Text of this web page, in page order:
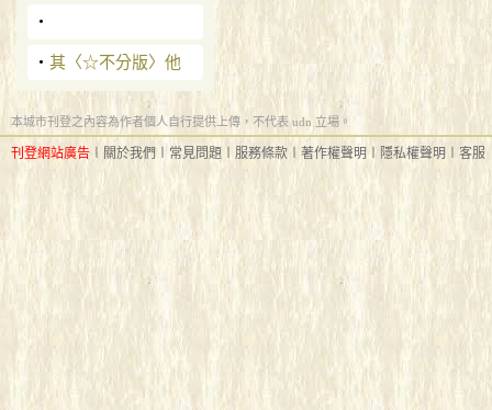
‧
‧ 其〈☆不分版〉他
本城市刊登之內容為作者個人自行提供上傳，不代表 udn 立場。
刊登網站廣告 關於我們 常見問題 服務條款 著作權聲明 隱私權聲明 客服